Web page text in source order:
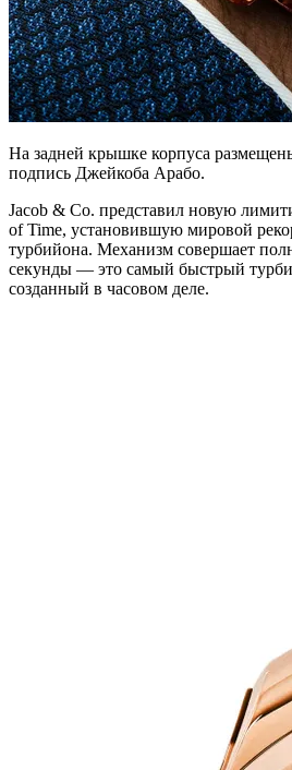
На задней крышке корпуса
подпись Джейкоба Арабо.
Jacob & Co. представил новую
of Time, установившую мировой
турбийона. Механизм совершает
секунды — это самый быстрый
созданный в часовом деле.